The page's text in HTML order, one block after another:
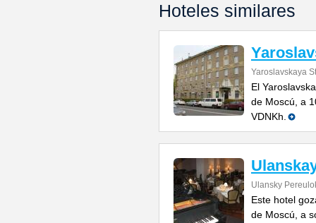
Hoteles similares
Yaroslavskaya
El
de Moscú, a
VDNKh.
Ulansky
Este hotel
de Moscú, a